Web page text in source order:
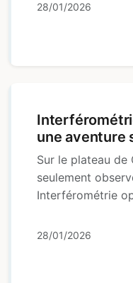
28/01/2026
une aventure
Sur le plateau de
seulement
Interférométrie
28/01/2026